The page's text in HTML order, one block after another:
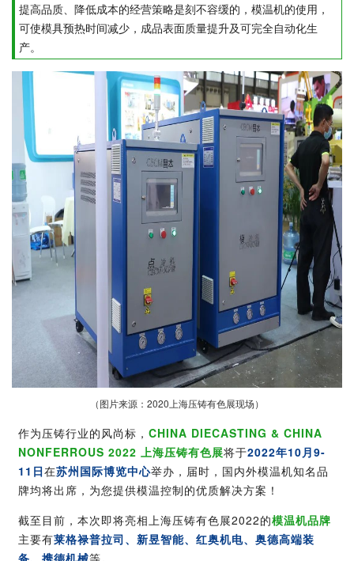
提高品质、降低成本的经营策略是刻不容缓的，模温机的使用，
可使模具预热时间减少，成品表面质量提升及可完全自动化生
产。
（图片来源：2020上海压铸有色展现场）
作为压铸行业的风尚标， CHINA DIECASTING & CHINA
NONFERROUS 2022 上海压铸有色展将于2022年10月9-
11日在苏州国际博览中心举办，届时，国内外模温机知名品
牌均将出席，为您提供模温控制的优质解决方案！
截至目前，本次即将亮相上海压铸有色展2022的模温机品牌
主要有莱格禄普拉司、新昱智能、红奥机电、奥德高端装